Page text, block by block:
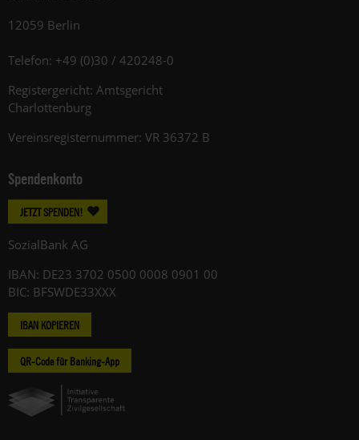
12059 Berlin
Telefon: +49 (0)30 / 420248-0
Registergericht: Amtsgericht
Charlottenburg
Vereinsregisternummer: VR 36372 B
Spendenkonto
JETZT SPENDEN!
SozialBank AG
IBAN: DE23 3702 0500 0008 0901 00
BIC: BFSWDE33XXX
IBAN KOPIEREN
QR-Code für Banking-App